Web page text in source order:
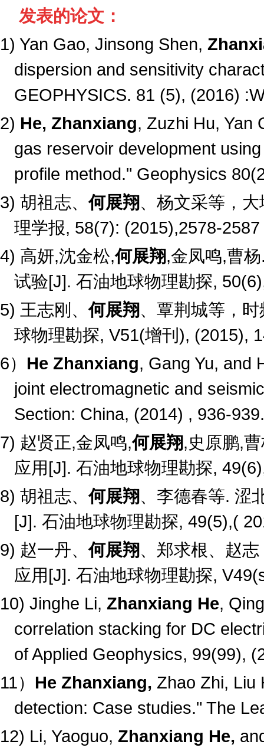
发表的论文：
1) Yan Gao, Jinsong Shen,
dispersion and sensitivity
GEOPHYSICS. 81 (5), (2016)
2) He, Zhanxiang, Zuzhi Hu, Yan
gas reservoir development
profile method." Geophysics
3) 胡祖志、何展翔、杨文采等，
理学报, 58(7): (2015),2578-2587
4) 高妍,沈金松,何展翔,金凤鸣,曹杨
试验[J]. 石油地球物理勘探,
5) 王志刚、何展翔、覃荆城等，
球物理勘探, V51(增刊), (2015),
6） He Zhanxiang, Gang Yu, and
joint electromagnetic and
Section: China, (2014) , 936-939.
7) 赵贤正,金凤鸣,何展翔,史原鹏,
应用[J]. 石油地球物理勘探,
8) 胡祖志、何展翔、李德春等. 涩
[J]. 石油地球物理勘探, 49(5),(
9) 赵一丹、何展翔、郑求根、赵
应用[J]. 石油地球物理勘探,
10) Jinghe Li, Zhanxiang He,
correlation stacking for DC
of Applied Geophysics, 99(99),
11） He Zhanxiang, Zhao Zhi, Liu
detection: Case studies." The
12) Li, Yaoguo, Zhanxiang He,